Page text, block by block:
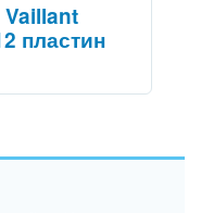
пластин